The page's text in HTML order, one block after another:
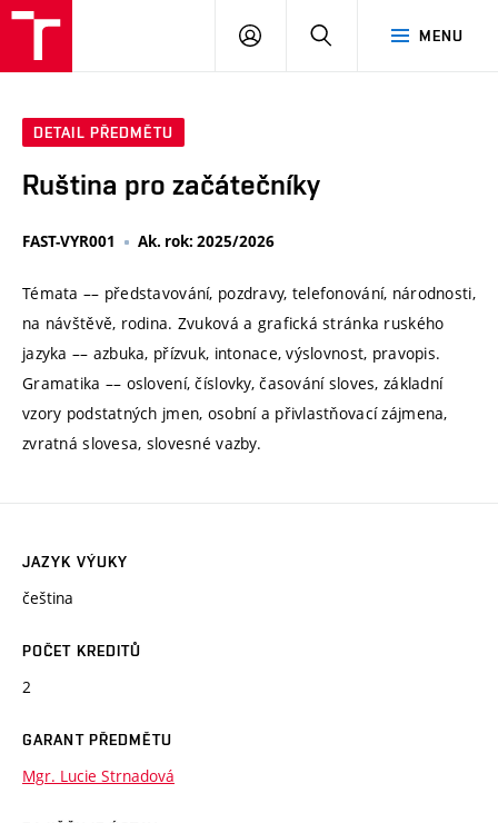
MENU
PŘIHLÁSIT
DETAIL PŘEDMĚTU
Ruština pro začátečníky
FAST-VYR001 Ak. rok: 2025/2026
Témata –– představování, pozdravy, telefonování, národnosti,
na návštěvě, rodina. Zvuková a grafická stránka ruského
jazyka –– azbuka, přízvuk, intonace, výslovnost, pravopis.
Gramatika –– oslovení, číslovky, časování sloves, základní
vzory podstatných jmen, osobní a přivlastňovací zájmena,
zvratná slovesa, slovesné vazby.
JAZYK VÝUKY
čeština
POČET KREDITŮ
2
GARANT PŘEDMĚTU
Mgr. Lucie Strnadová